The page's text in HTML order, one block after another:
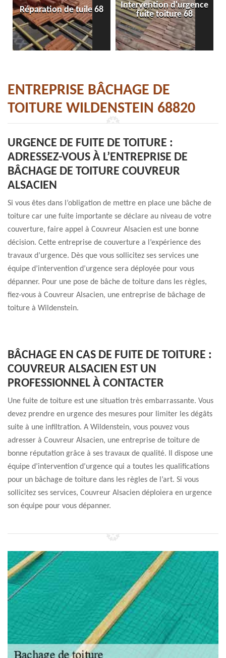
Réparation de tuile 68
Intervention d'urgence
fuite toiture 68
ENTREPRISE BÂCHAGE DE
TOITURE WILDENSTEIN 68820
URGENCE DE FUITE DE TOITURE :
ADRESSEZ-VOUS À L’ENTREPRISE DE
BÂCHAGE DE TOITURE COUVREUR
ALSACIEN
Si vous êtes dans l’obligation de mettre en place une bâche de
toiture car une fuite importante se déclare au niveau de votre
couverture, faire appel à Couvreur Alsacien est une bonne
décision. Cette entreprise de couverture a l’expérience des
travaux d’urgence. Dès que vous sollicitez ses services une
équipe d’intervention d’urgence sera déployée pour vous
dépanner. Pour une pose de bâche de toiture dans les règles,
fiez-vous à Couvreur Alsacien, une entreprise de bâchage de
toiture à Wildenstein.
BÂCHAGE EN CAS DE FUITE DE TOITURE :
COUVREUR ALSACIEN EST UN
PROFESSIONNEL À CONTACTER
Une fuite de toiture est une situation très embarrassante. Vous
devez prendre en urgence des mesures pour limiter les dégâts
suite à une infiltration. A Wildenstein, vous pouvez vous
adresser à Couvreur Alsacien, une entreprise de toiture de
bonne réputation grâce à ses travaux de qualité. Il dispose une
équipe d’intervention d’urgence qui a toutes les qualifications
pour un bâchage de toiture dans les règles de l’art. Si vous
sollicitez ses services, Couvreur Alsacien déploiera en urgence
son équipe pour vous dépanner.